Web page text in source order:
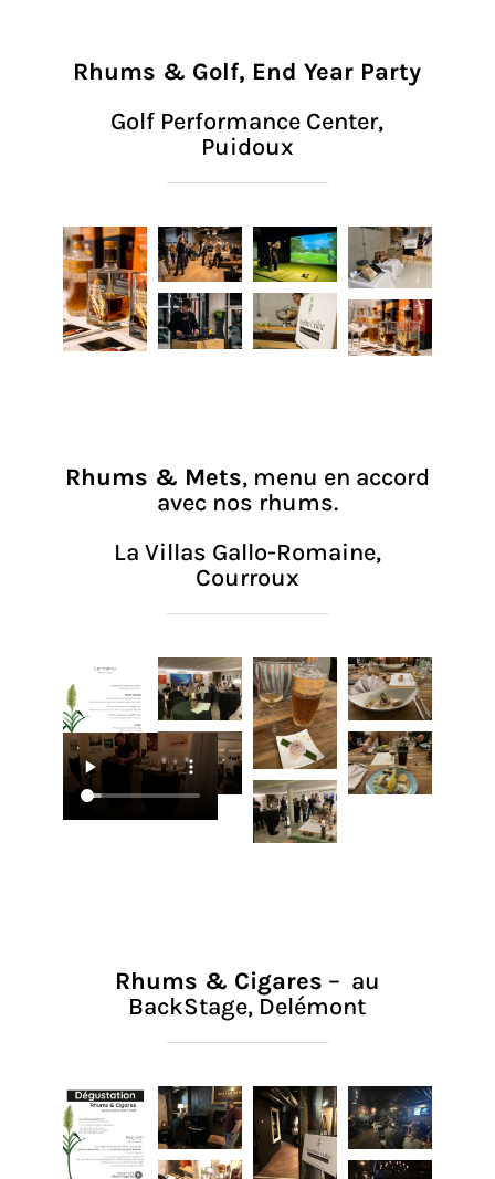
Rhums & Golf, End Year Party
Golf Performance Center,
Puidoux
Rhums & Mets, menu en accord
avec nos rhums.
La Villas Gallo-Romaine,
Courroux
Rhums & Cigares – au
BackStage, Delémont